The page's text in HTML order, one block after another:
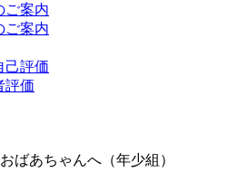
ご案内
ご案内
己評価
評価
ばあちゃんへ（年少組）